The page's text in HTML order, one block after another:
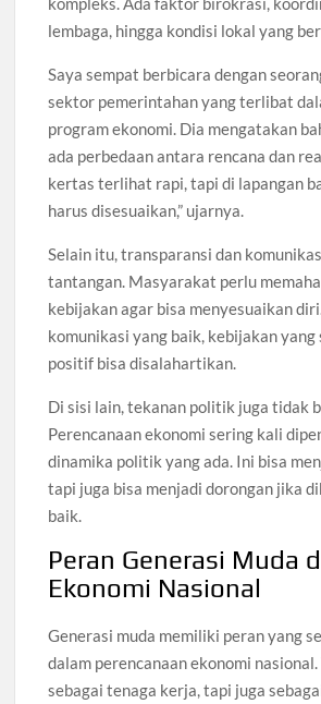
lembaga, hingga kondisi lokal yang
Saya sempat berbicara dengan
sektor pemerintahan yang terlibat
program ekonomi. Dia mengatakan
ada perbedaan antara rencana dan
kertas terlihat rapi, tapi di lapangan
harus disesuaikan,” ujarnya.
Selain itu, transparansi dan
tantangan. Masyarakat perlu
kebijakan agar bisa menyesuaikan
komunikasi yang baik, kebijakan yang
positif bisa disalahartikan.
Di sisi lain, tekanan politik juga tidak
Perencanaan ekonomi sering kali
dinamika politik yang ada. Ini bisa
tapi juga bisa menjadi dorongan jika
baik.
Peran Generasi Muda
Ekonomi Nasional
Generasi muda memiliki peran yang
dalam perencanaan ekonomi
sebagai tenaga kerja, tapi juga